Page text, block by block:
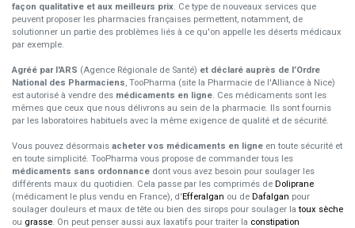
façon qualitative et aux meilleurs prix. Ce type de nouveaux services que
peuvent proposer les pharmacies françaises permettent, notamment, de
solutionner un partie des problèmes liés à ce qu'on appelle les déserts médicaux
par exemple.
Agréé par l'ARS (Agence Régionale de Santé) et déclaré auprès de l’Ordre
National des Pharmaciens, TooPharma (site la Pharmacie de l'Alliance à Nice)
est autorisé à vendre des médicaments en ligne. Ces médicaments sont les
mêmes que ceux que nous délivrons au sein de la pharmacie. Ils sont fournis
par les laboratoires habituels avec la même exigence de qualité et de sécurité.
Vous pouvez désormais acheter vos médicaments en ligne en toute sécurité et
en toute simplicité. TooPharma vous propose de commander tous les
médicaments sans ordonnance dont vous avez besoin pour soulager les
différents maux du quotidien. Cela passe par les comprimés de Doliprane
(médicament le plus vendu en France), d'Efferalgan ou de Dafalgan pour
soulager douleurs et maux de tête ou bien des sirops pour soulager latoux sèche
ou grasse. On peut penser aussi aux laxatifs pour traiter la constipation